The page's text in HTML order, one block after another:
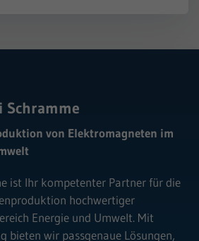
Schramme
von Elektromagneten im
ist Ihr kompetenter Partner für die
hochwertiger
Energie und Umwelt. Mit
bieten wir passgenaue Lösungen,